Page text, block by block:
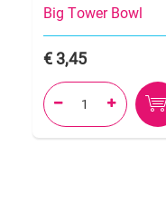
Big Tower Bowl
3,45
 